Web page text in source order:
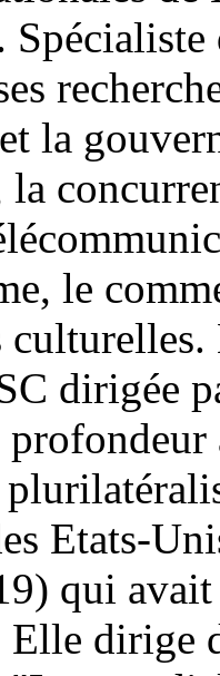
la
la
le
dirigée
Etats-
qui
dirige